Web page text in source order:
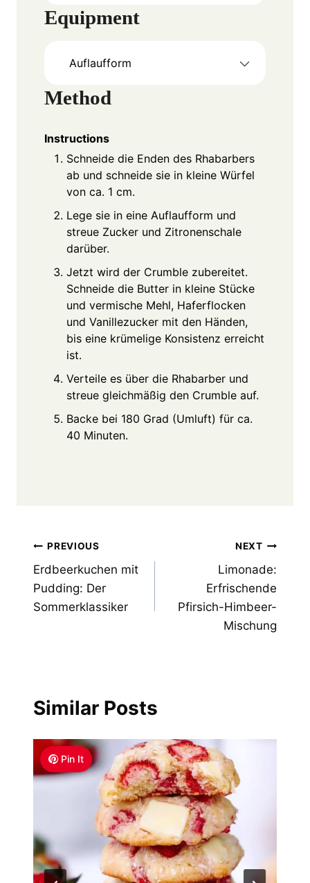
Equipment
Auflaufform
Method
Instructions
Schneide die Enden des Rhabarbers
ab und schneide sie in kleine Würfel
von ca. 1 cm.
Lege sie in eine Auflaufform und
streue Zucker und Zitronenschale
darüber.
Jetzt wird der Crumble zubereitet.
Schneide die Butter in kleine Stücke
und vermische Mehl, Haferflocken
und Vanillezucker mit den Händen,
bis eine krümelige Konsistenz erreicht
ist.
Verteile es über die Rhabarber und
streue gleichmäßig den Crumble auf.
Backe bei 180 Grad (Umluft) für ca.
40 Minuten.
Post
navigation
PREVIOUS
Erdbeerkuchen mit
Pudding: Der
Sommerklassiker
NEXT
Limonade:
Erfrischende
Pfirsich-Himbeer-
Mischung
Similar Posts
Pin It